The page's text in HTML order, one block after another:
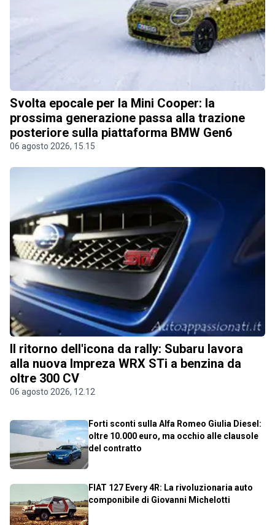
Svolta epocale per la Mini Cooper: la
prossima generazione passa alla trazione
posteriore sulla piattaforma BMW Gen6
06 agosto 2026, 15.15
Il ritorno dell'icona da rally: Subaru lavora
alla nuova Impreza WRX STi a benzina da
oltre 300 CV
06 agosto 2026, 12.12
Forti sconti sulla Alfa Romeo Giulia Diesel:
oltre 10.000 euro, ma occhio alle clausole
del contratto
FIAT 127 Every 4R: La rivoluzionaria auto
componibile di Giovanni Michelotti